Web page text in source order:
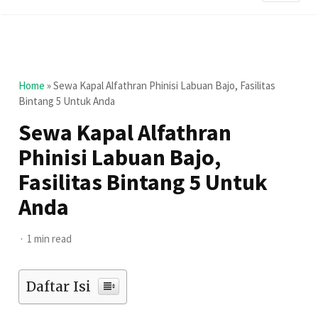
Home »Sewa Kapal Alfathran Phinisi Labuan Bajo, Fasilitas
Bintang 5 Untuk Anda
Sewa Kapal Alfathran
Phinisi Labuan Bajo,
Fasilitas Bintang 5 Untuk
Anda
1 min read
Daftar Isi